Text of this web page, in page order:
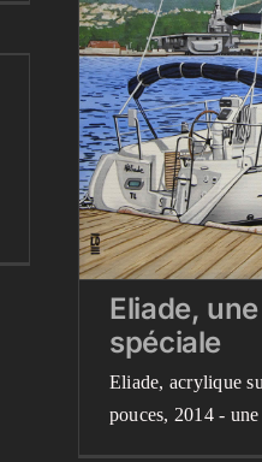
Eliade,
Blog Mes
Eliade,
spéciale
Eliade, acrylique
pouces, 2014 -